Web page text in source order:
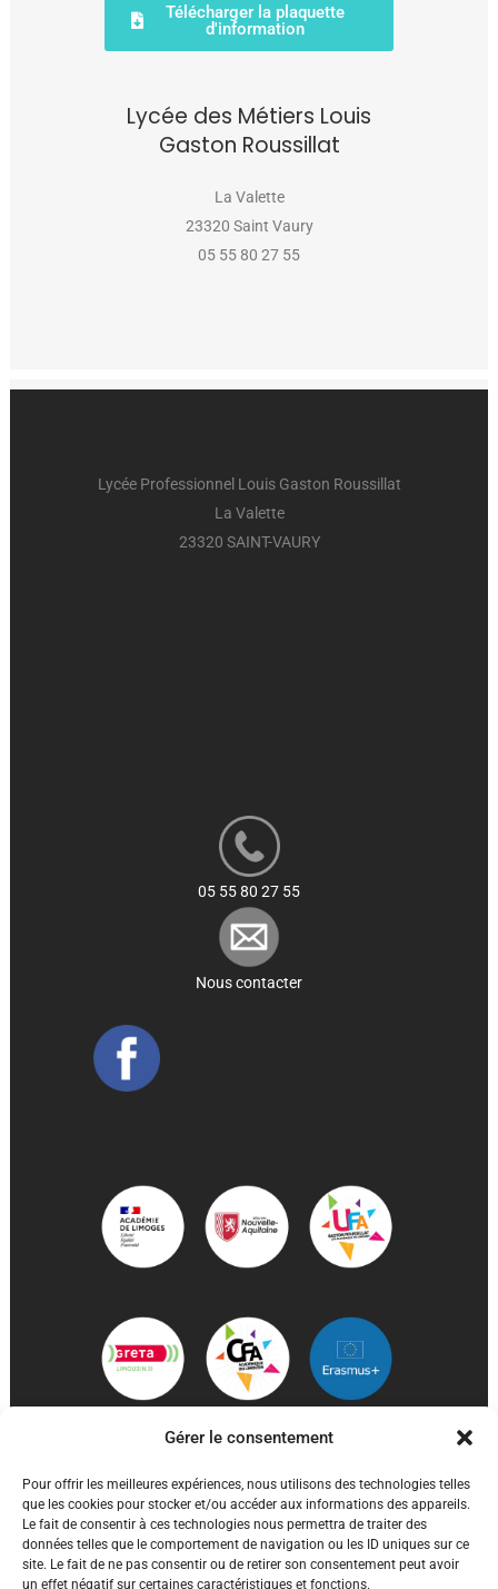
Gérer le consentement
Pour offrir les meilleures expériences, nous utilisons des technologies telles
que les cookies pour stocker et/ou accéder aux informations des appareils.
Le fait de consentir à ces technologies nous permettra de traiter des
données telles que le comportement de navigation ou les ID uniques sur ce
site. Le fait de ne pas consentir ou de retirer son consentement peut avoir
un effet négatif sur certaines caractéristiques et fonctions.
Télécharger la plaquette
d'information
Lycée des Métiers Louis
Gaston Roussillat
La Valette
23320 Saint Vaury
05 55 80 27 55
Lycée Professionnel Louis Gaston Roussillat
La Valette
23320 SAINT-VAURY
05 55 80 27 55
Nous contacter